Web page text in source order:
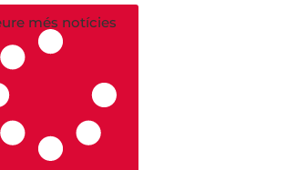
més notícies